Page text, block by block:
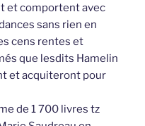
et comportent avec
sans rien en
cens rentes et
que lesdits Hamelin
et acquiteront pour
de 1 700 livres tz